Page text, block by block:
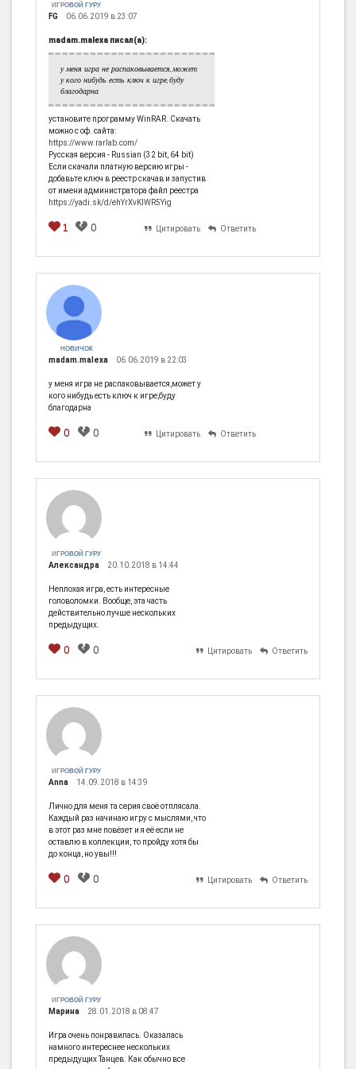
ИГРОВОЙ ГУРУ
FG 06.06.2019 в 23:07
madam.malexa писал(а):
у меня игра не распаковывается,может
у кого нибудь есть ключ к игре,буду
благодарна
установите программу WinRAR. Скачать
можно с оф. сайта:
https://www.rarlab.com/
Русская версия - Russian (32 bit, 64 bit)
Если скачали платную версию игры -
добавьте ключ в реестр скачав и запустив
от имени администратора файл реестра
https://yadi.sk/d/ehYrXvKlWR5Yig
1 0 Цитировать Ответить
НОВИЧОК
madam.malexa 06.06.2019 в 22:03
у меня игра не распаковывается,может у
кого нибудь есть ключ к игре,буду
благодарна
0 0 Цитировать Ответить
ИГРОВОЙ ГУРУ
Александра 20.10.2018 в 14:44
Неплохая игра, есть интересные
головоломки. Вообще, эта часть
действительно лучше нескольких
предыдущих.
0 0 Цитировать Ответить
ИГРОВОЙ ГУРУ
Anna 14.09.2018 в 14:39
Лично для меня та серия своё отплясала.
Каждый раз начинаю игру с мыслями, что
в этот раз мне повёзет и я её если не
оставлю в коллекции, то пройду хотя бы
до конца, но увы!!!
0 0 Цитировать Ответить
ИГРОВОЙ ГУРУ
Марина 28.01.2018 в 08:47
Игра очень понравилась. Оказалась
намного интереснее нескольких
предыдущих Танцев. Как обычно все